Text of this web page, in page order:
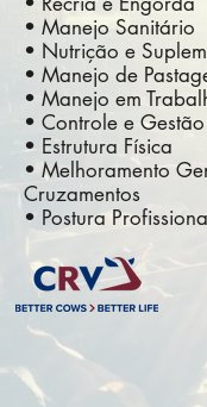
• Manejo Sanitário
• Nutrição e
• Manejo de
• Manejo em
• Controle e Gestão
• Estrutura Física
• Melhoramento
Cruzamentos
• Postura